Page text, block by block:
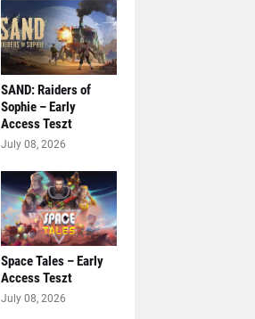
SAND: Raiders of
Sophie – Early
Access Teszt
July 08, 2026
Space Tales – Early
Access Teszt
July 08, 2026